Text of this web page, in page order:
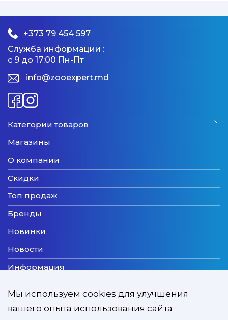
+373 79 454 597
Служба информации :
с 9 до 17:00 Пн-Пт
info@zooexpert.md
Категории товаров
Магазины
О компании
Скидки
Топ продаж
Бренды
Новинки
Новости
Информация
Мы используем cookies для улучшения
вашего опыта использования сайта